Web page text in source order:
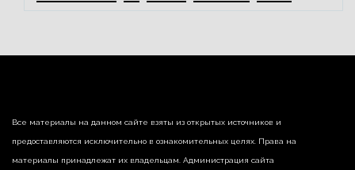
Все материалы на данном сайте взяты из открытых источников и
предоставляются исключительно в ознакомительных целях. Права на
материалы принадлежат их владельцам. Администрация сайта